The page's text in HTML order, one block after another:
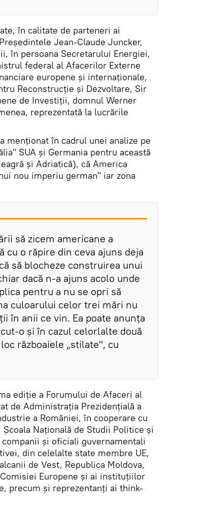
în calitate de parteneri ai
Jean-Claude Juncker,
în persoana Secretarului Energiei,
federal al Afacerilor Externe
europene și internaționale,
Reconstrucție și Dezvoltare, Sir
de Investiții, domnul Werner
reprezentată la lucrările
menţionat în cadrul unei analize pe
SUA şi Germania pentru această
şi Adriatică), că America
nou imperiu german" iar zona
să zicem americane a
cu o răpire din ceva ajuns deja
să blocheze construirea unui
dacă n-a ajuns acolo unde
pentru a nu se opri să
culoarului celor trei mări nu
în anii ce vin. Ea poate anunța
o și în cazul celorlalte două
războaiele „stilate", cu
ediție a Forumului de Afaceri al
de Administrația Prezidențială a
a României, în cooperare cu
Națională de Studii Politice și
și oficiali guvernamentali
din celelalte state membre UE,
de Vest, Republica Moldova,
Europene și ai instituțiilor
precum și reprezentanţi ai think-